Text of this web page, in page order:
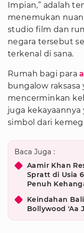
Impian,” adalah
menemukan
studio film dan
negara tersebut
terkenal di sana.
Rumah bagi para
bungalow
mencerminkan
juga kekayaannya
simbol dari
Baca Juga :
Aamir Khan
Spratt di Usia
Penuh
Keindahan
Bollywood 'Aa